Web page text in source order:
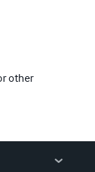
other